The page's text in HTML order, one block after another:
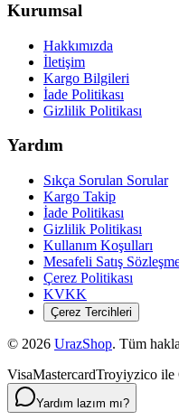
Kurumsal
Hakkımızda
İletişim
Kargo Bilgileri
İade Politikası
Gizlilik Politikası
Yardım
Sıkça Sorulan Sorular
Kargo Takip
İade Politikası
Gizlilik Politikası
Kullanım Koşulları
Mesafeli Satış
Çerez Politikası
KVKK
Çerez Tercihleri
© 2026 UrazShop. Tüm
VisaMastercardTroyiyzico ile
Yardım lazım mı?